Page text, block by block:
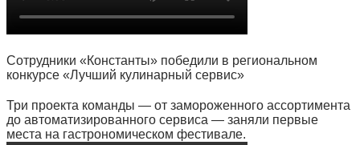
Сотрудники «Константы» победили в региональном
конкурсе «Лучший кулинарный сервис»
Три проекта команды — от замороженного ассортимента
до автоматизированного сервиса — заняли первые
места на гастрономическом фестивале.